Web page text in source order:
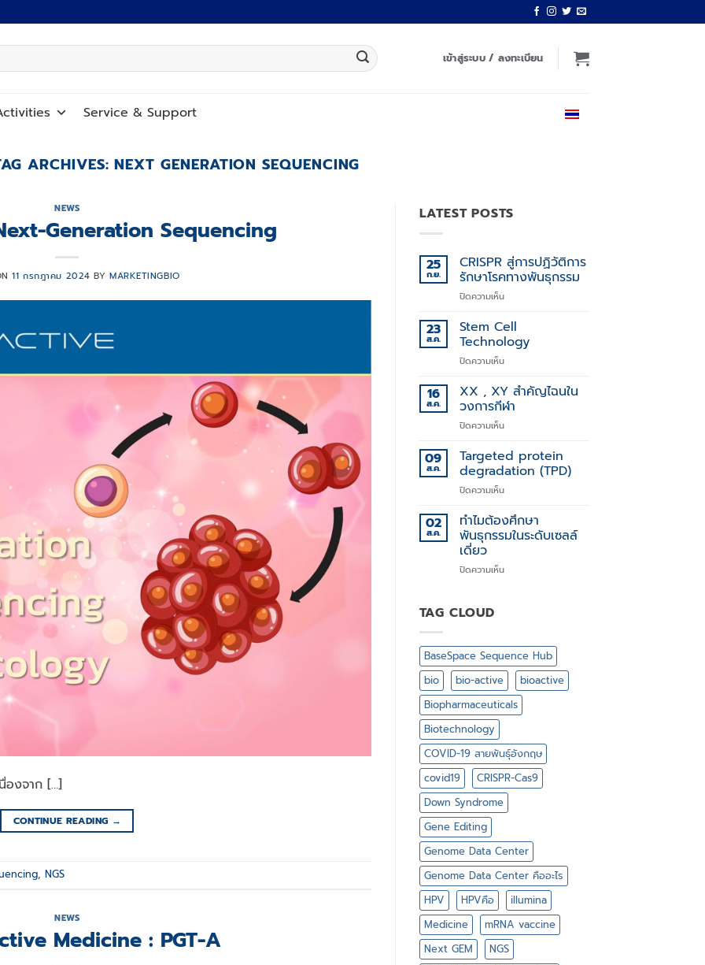
เข้าสู่ระบบ / ลงทะเบียน
Service & Support
ARCHIVES:NEXT GENERATION SEQUENCING
NEWS
Generation Sequencing
11 กรกฎาคม 2024 BYMARKETINGBIO
งจาก […]
CONTINUE READING →
, NGS
NEWS
Medicine : PGT-A
LATEST POSTS
25
ก.ย.
CRISPR สู่การปฏิวัติการ
รักษาโรคทางพันธุกรรม
ปิดความเห็นบน
สู่
การ
ปฏิวัติ
การ
โรค
ทาง
23
ส.ค.
Stem Cell
Technology
ปิดความเห็นบน
Cell
Technology
16
ส.ค.
XX , XY สำคัญไฉนใน
วงการกีฬา
ปิดความเห็นบน
,
XY
สำคัญ
ไฉน
วงการ
กีฬา
09
ส.ค.
Targeted protein
degradation (TPD)
ปิดความเห็นบน
protein
degradation
(TPD)
02
ส.ค.
ทำไมต้องศึกษา
พันธุกรรมในระดับเซลล์
เดี่ยว
ปิดความเห็นบน
ระดับ
เซลล์
เดี่ยว
TAG CLOUD
BaseSpace Sequence Hub
bio
bio-active
bioactive
Biopharmaceuticals
Biotechnology
COVID-19 สายพันธุ์อังกฤษ
covid19
CRISPR-Cas9
Down Syndrome
Gene Editing
Genome Data Center
Genome Data Center คืออะไร
HPV
HPVคือ
illumina
Medicine
mRNA vaccine
Next GEM
NGS